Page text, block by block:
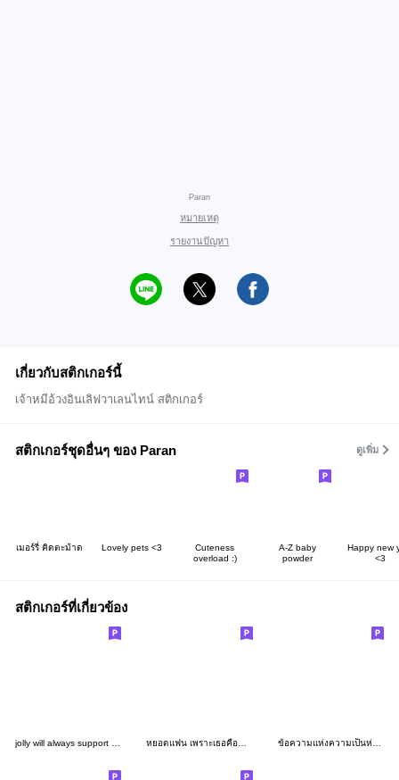
Paran
หมายเหตุ
รายงานปัญหา
เกี่ยวกับสติกเกอร์นี้
เจ้าหมีอ้วงอินเลิฟวาเลนไทน์ สติกเกอร์
สติกเกอร์ชุดอื่นๆ ของ Paran ดูเพิ่ม
เมอร์รี่ คิดตะม้าด Lovely pets <3
Cuteness
overload :)
A-Z baby
powder
Happy new
<3
สติกเกอร์ที่เกี่ยวข้อง
jolly will always support you :-) หยอดแฟน เพราะเธอคือคนพิเศษ ^^ ข้อความแห่งความเป็นห่วงจากเมียสุดที่รัก